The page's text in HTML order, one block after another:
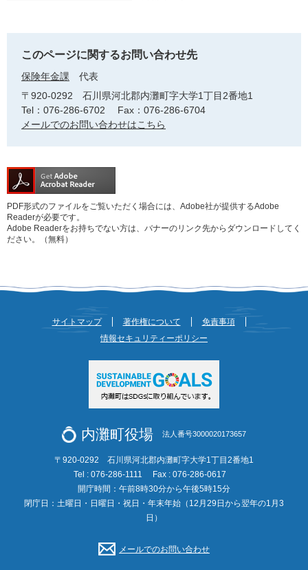
このページに関するお問い合わせ先
保険年金課
代表
〒920-0292
石川県河北郡内灘町字大学1丁目2番地1
Tel：076-286-6702
Fax：076-286-6704
メールでのお問い合わせはこちら
PDF形式のファイルをご覧いただく場合には、Adobe社が提供するAdobe
Readerが必要です。
Adobe Readerをお持ちでない方は、バナーのリンク先からダウンロードしてく
ださい。（無料）
サイトマップ 著作権について
免責事項
情報セキュリティーポリシー
内灘町役場 法人番号3000020173657
〒920-0292 石川県河北郡内灘町字大学1丁目2番地1
Tel : 076-286-1111
Fax : 076-286-0617
開庁時間：午前8時30分から午後5時15分
閉庁日：土曜日・日曜日・祝日・年末年始（12月29日から翌年の1月3
日）
メールでのお問い合わせ